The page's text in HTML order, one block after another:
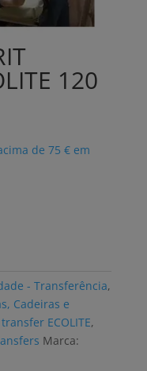
120
de 75 € em
- Transferência,
Cadeiras e
transfer ECOLITE,
Marca: